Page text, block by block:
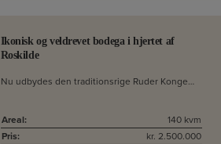
Ikonisk og veldrevet bodega i hjertet af
Roskilde
Nu udbydes den traditionsrige Ruder Konge…
Areal:
140 kvm
Pris:
kr. 2.500.000